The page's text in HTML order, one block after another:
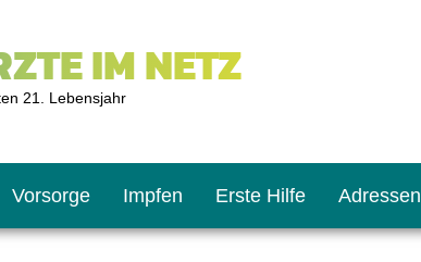
IM NETZ
21. Lebensjahr
Vorsorge Impfen Erste Hilfe Adressen